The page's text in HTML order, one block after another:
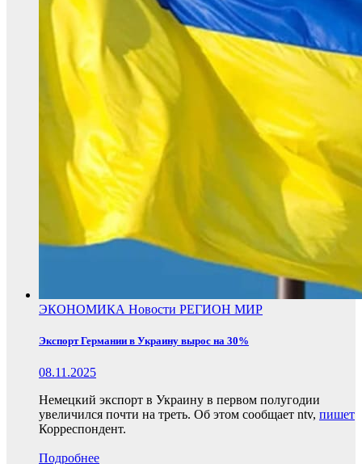
ЭКОНОМИКА Новости РЕГИОН МИР
Экспорт Германии в Украину вырос на 30%
08.11.2025
Немецкий экспорт в Украину в первом полугодии
увеличился почти на треть. Об этом сообщает ntv, пишет
Корреспондент.
Подробнее